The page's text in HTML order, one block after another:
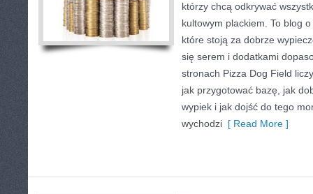
którzy chcą odkrywać
kultowym plackiem. To blog
które stoją za dobrze
się serem i dodatkami
stronach Pizza Dog Field
jak przygotować bazę, jak
wypiek i jak dojść do tego
wychodzi [ Read More ]